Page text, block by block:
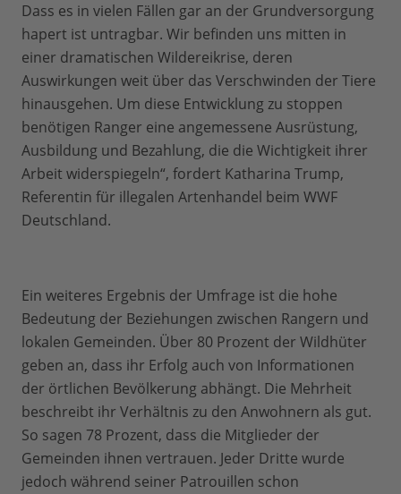
Dass es in vielen Fällen gar an der Grundversorgung
hapert ist untragbar. Wir befinden uns mitten in
einer dramatischen Wildereikrise, deren
Auswirkungen weit über das Verschwinden der Tiere
hinausgehen. Um diese Entwicklung zu stoppen
benötigen Ranger eine angemessene Ausrüstung,
Ausbildung und Bezahlung, die die Wichtigkeit ihrer
Arbeit widerspiegeln“, fordert Katharina Trump,
Referentin für illegalen Artenhandel beim WWF
Deutschland.
Ein weiteres Ergebnis der Umfrage ist die hohe
Bedeutung der Beziehungen zwischen Rangern und
lokalen Gemeinden. Über 80 Prozent der Wildhüter
geben an, dass ihr Erfolg auch von Informationen
der örtlichen Bevölkerung abhängt. Die Mehrheit
beschreibt ihr Verhältnis zu den Anwohnern als gut.
So sagen 78 Prozent, dass die Mitglieder der
Gemeinden ihnen vertrauen. Jeder Dritte wurde
jedoch während seiner Patrouillen schon